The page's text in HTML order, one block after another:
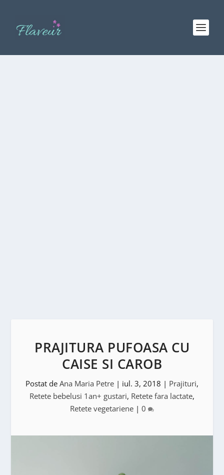
PRAJITURA PUFOASA CU
CAISE SI CAROB
Postat de Ana Maria Petre | iul. 3, 2018 | Prajituri,
Retete bebelusi 1an+ gustari, Retete fara lactate,
Retete vegetariene | 0